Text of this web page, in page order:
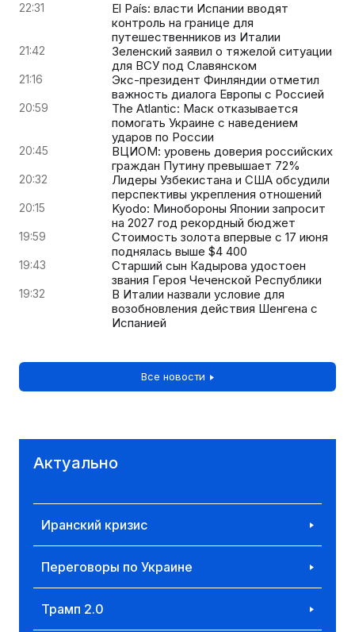
22:31
El País: власти Испании вводят
контроль на границе для
путешественников из Италии
21:42
Зеленский заявил о тяжелой ситуации
для ВСУ под Славянском
21:16
Экс-президент Финляндии отметил
важность диалога Европы с Россией
20:59
The Atlantic: Маск отказывается
помогать Украине с наведением
ударов по России
20:45
ВЦИОМ: уровень доверия российских
граждан Путину превышает 72%
20:32
Лидеры Узбекистана и США обсудили
перспективы укрепления отношений
20:15
Kyodo: Минобороны Японии запросит
на 2027 год рекордный бюджет
19:59
Стоимость золота впервые с 17 июня
поднялась выше $4 400
19:43
Старший сын Кадырова удостоен
звания Героя Чеченской Республики
19:32
В Италии назвали условие для
возобновления действия Шенгена с
Испанией
Все новости
Актуально
Иранский кризис
Переговоры по Украине
Трамп 2.0